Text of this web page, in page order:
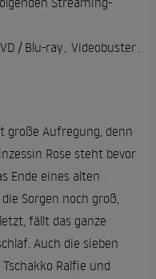
/ Blu-ray, Videobuster.
große Aufregung, denn
Rose steht bevor
Ende eines alten
Sorgen noch groß,
fällt das ganze
Auch die sieben
Tschakko Ralfie und